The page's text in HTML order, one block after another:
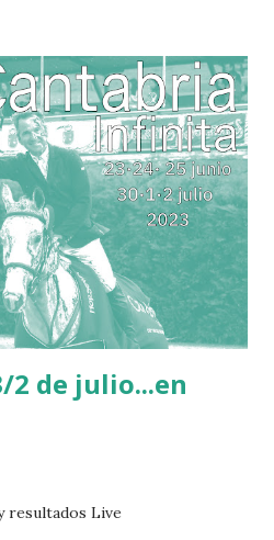
2 de julio...en
resultados Live